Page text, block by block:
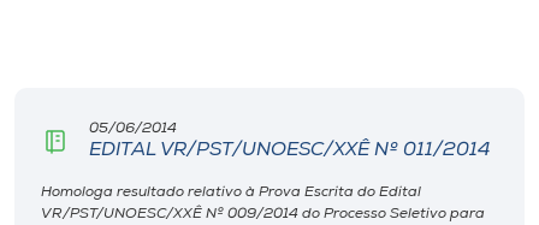
Rádio
Museu
05/06/2014
EDITAL VR/PST/UNOESC/XXÊ Nº 011/2014
Homologa resultado relativo à Prova Escrita do Edital
VR/PST/UNOESC/XXÊ Nº 009/2014 do Processo Seletivo para